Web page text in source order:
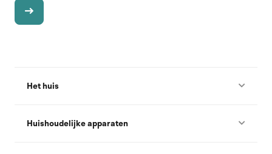
Het huis
Huishoudelijke apparaten